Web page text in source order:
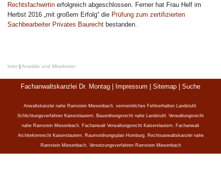
Rechtsfachwirtin erfolgreich abgeschlossen. Ferner hat Frau Helf im
Herbst 2016 „mit großem Erfolg“ die Prüfung zum zertifizierten
Sachbearbeiter Privates Baurecht bestanden.
Intro | Anwälte und Mitarbeiter
Fachanwaltskanzlei Dr. Montag | Impressum Sitemap Suche
Anwaltskanzlei nahe Ramstein Miesenbach, vermeintliches Fehlverhalten Landstuhl ,
Schlichtungsverfahren Kaiserslautern, Bauordnungsrecht nahe Landstuhl , Verwaltungsrecht
nahe Ramstein Miesenbach, Fachanwalt Verwaltungsrecht Kaiserslautern, Fachanwalt
Architektenrecht Kaiserslautern, Raumordnungsplan Homburg, Rechtsanwaltskanzlei nahe
Ramstein Miesenbach, Versetzungsverfahren Ramstein Miesenbach